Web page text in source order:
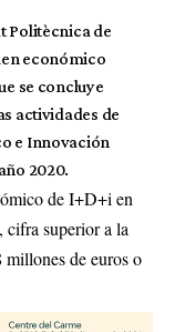
Politècnica de
económico
se concluye
actividades de
e Innovación
2020.
de I+D+i en
cifra superior a la
millones de euros o